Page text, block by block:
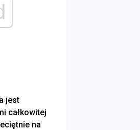
jest
całkowitej
na